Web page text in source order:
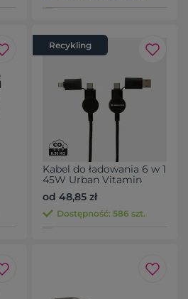
Recykling
Kabel do ładowania 6 w 1
45W Urban Vitamin
Oakland
od 48,85 zł
Dostępność: 586 szt.